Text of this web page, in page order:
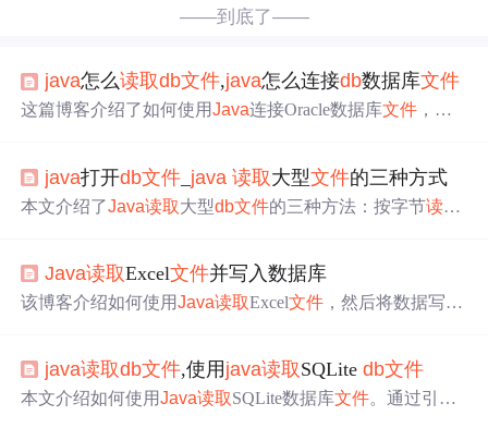
——到底了——
java怎么读取db文件,java怎么连接db数据库文件
这篇博客介绍了如何使用Java连接Oracle数据库文件 ，包
数据库连接的基本步骤。
java打开db文件 java 读取大型文件的三种方式
本文介绍了Java读取大型db文件的三种方法：按字节读取
效率优势。
Java读取Excel文件并写入数据库
该博客介绍如何使用Java读取Excel文件 ，然后将数据写入
java读取db文件,使用 java读取SQLitedb文件
本文介绍如何使用Java读取SQLite数据库文件。通过引入